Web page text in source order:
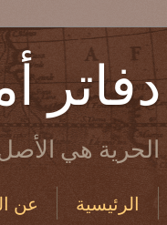
دفاتر
الحرية هي
الرئيسية عن